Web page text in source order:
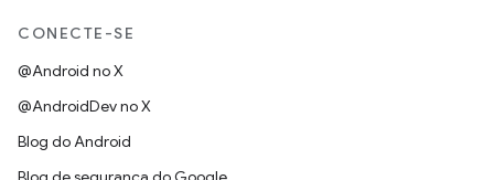
CONECTE-SE
@Android no X
@AndroidDev no X
Blog do Android